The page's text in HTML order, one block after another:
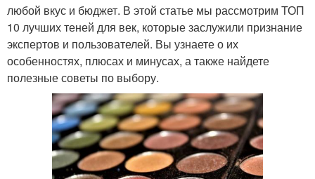
любой вкус и бюджет. В этой статье мы рассмотрим ТОП
10 лучших теней для век, которые заслужили признание
экспертов и пользователей. Вы узнаете о их
особенностях, плюсах и минусах, а также найдете
полезные советы по выбору.